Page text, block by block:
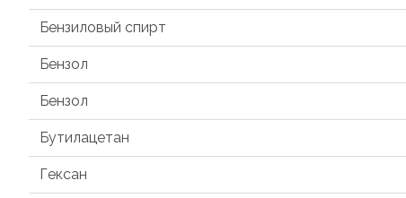
Бензиловый спирт
Бензол
Бензол
Бутилацетан
Гексан